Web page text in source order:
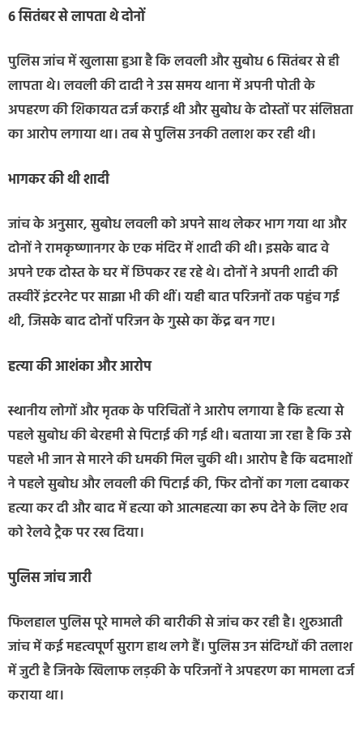
6 सितंबर से लापता थे दोनों
पुलिस जांच में खुलासा हुआ है कि लवली और सुबोध 6 सितंबर से ही
लापता थे। लवली की दादी ने उस समय थाना में अपनी पोती के
अपहरण की शिकायत दर्ज कराई थी और सुबोध के दोस्तों पर संलिप्तता
का आरोप लगाया था। तब से पुलिस उनकी तलाश कर रही थी।
भागकर की थी शादी
जांच के अनुसार, सुबोध लवली को अपने साथ लेकर भाग गया था और
दोनों ने रामकृष्णानगर के एक मंदिर में शादी की थी। इसके बाद वे
अपने एक दोस्त के घर में छिपकर रह रहे थे। दोनों ने अपनी शादी की
तस्वीरें इंटरनेट पर साझा भी की थीं। यही बात परिजनों तक पहुंच गई
थी, जिसके बाद दोनों परिजन के गुस्से का केंद्र बन गए।
हत्या की आशंका और आरोप
स्थानीय लोगों और मृतक के परिचितों ने आरोप लगाया है कि हत्या से
पहले सुबोध की बेरहमी से पिटाई की गई थी। बताया जा रहा है कि उसे
पहले भी जान से मारने की धमकी मिल चुकी थी। आरोप है कि बदमाशों
ने पहले सुबोध और लवली की पिटाई की, फिर दोनों का गला दबाकर
हत्या कर दी और बाद में हत्या को आत्महत्या का रूप देने के लिए शव
को रेलवे ट्रैक पर रख दिया।
पुलिस जांच जारी
फिलहाल पुलिस पूरे मामले की बारीकी से जांच कर रही है। शुरुआती
जांच में कई महत्वपूर्ण सुराग हाथ लगे हैं। पुलिस उन संदिग्धों की तलाश
में जुटी है जिनके खिलाफ लड़की के परिजनों ने अपहरण का मामला दर्ज
कराया था।